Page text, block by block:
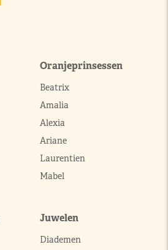
Oranjeprinsessen
Beatrix
Amalia
Alexia
Ariane
Laurentien
Mabel
Juwelen
Diademen